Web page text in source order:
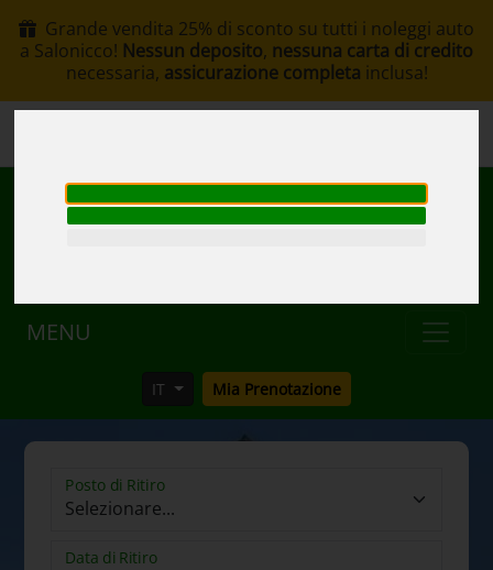
Grande vendita 25% di sconto su tutti i noleggi auto
a Salonicco! Nessun deposito, nessuna carta di credito
necessaria, assicurazione completa inclusa!
MENU
IT Mia Prenotazione
Posto di Ritiro
Data di Ritiro